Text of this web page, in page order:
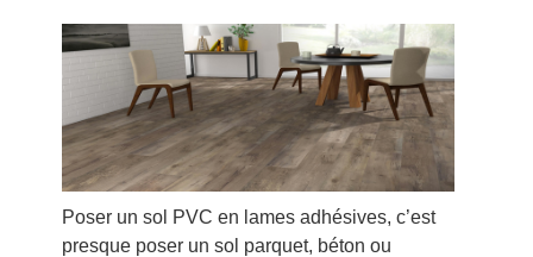
Poser un sol PVC en lames adhésives, c’est
presque poser un sol parquet, béton ou